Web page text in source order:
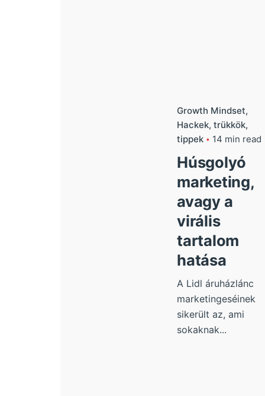
Growth Mindset
Hackek, trükkök,
tippek
14 min read
Húsgolyó
marketing,
avagy a
virális
tartalom
hatása
A Lidl áruházlánc
marketingeséinek
sikerült az, ami
sokaknak...